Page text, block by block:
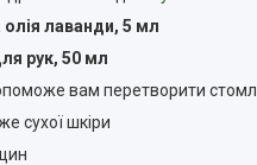
олія лаванди, 5 мл
рук, 50 мл
вам перетворити
сухої шкіри